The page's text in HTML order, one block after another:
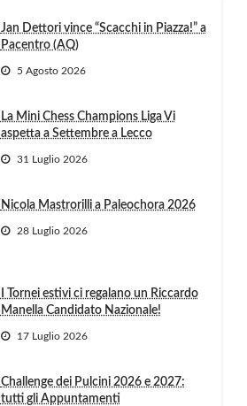
Jan Dettori vince “Scacchi in Piazza!” a
Pacentro (AQ)
5 Agosto 2026
La Mini Chess Champions Liga Vi
aspetta a Settembre a Lecco
31 Luglio 2026
Nicola Mastrorilli a Paleochora 2026
28 Luglio 2026
I Tornei estivi ci regalano un Riccardo
Manella Candidato Nazionale!
17 Luglio 2026
Challenge dei Pulcini 2026 e 2027:
tutti gli Appuntamenti